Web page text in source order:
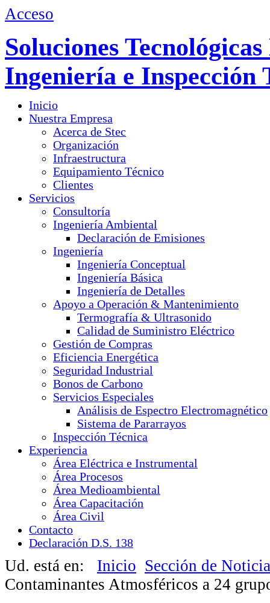
Acceso
Soluciones
Ingeniería e Inspección
Inicio
Nuestra Empresa
Acerca de Stec
Organización
Infraestructura
Equipamiento Técnico
Clientes
Servicios
Consultoría
Ingeniería Ambiental
Declaración de Emisiones
Ingeniería
Ingeniería Conceptual
Ingeniería Básica
Ingeniería de Detalles
Apoyo a Operación & Mantenimiento
Termografía & Ultrasonido
Calidad de Suministro Eléctrico
Gestión de Compras
Eficiencia Energética
Seguridad Industrial
Bonos de Carbono
Servicios Especiales
Análisis de Espectro Electromagnético
Sistema de Pararrayos
Inspección Técnica
Experiencia
Área Eléctrica e Instrumental
Área Procesos
Área Medioambiental
Área Capacitación
Área Civil
Contacto
Declaración D.S. 138
Ud. está en: Inicio Sección de
Contaminantes Atmosféricos a 24